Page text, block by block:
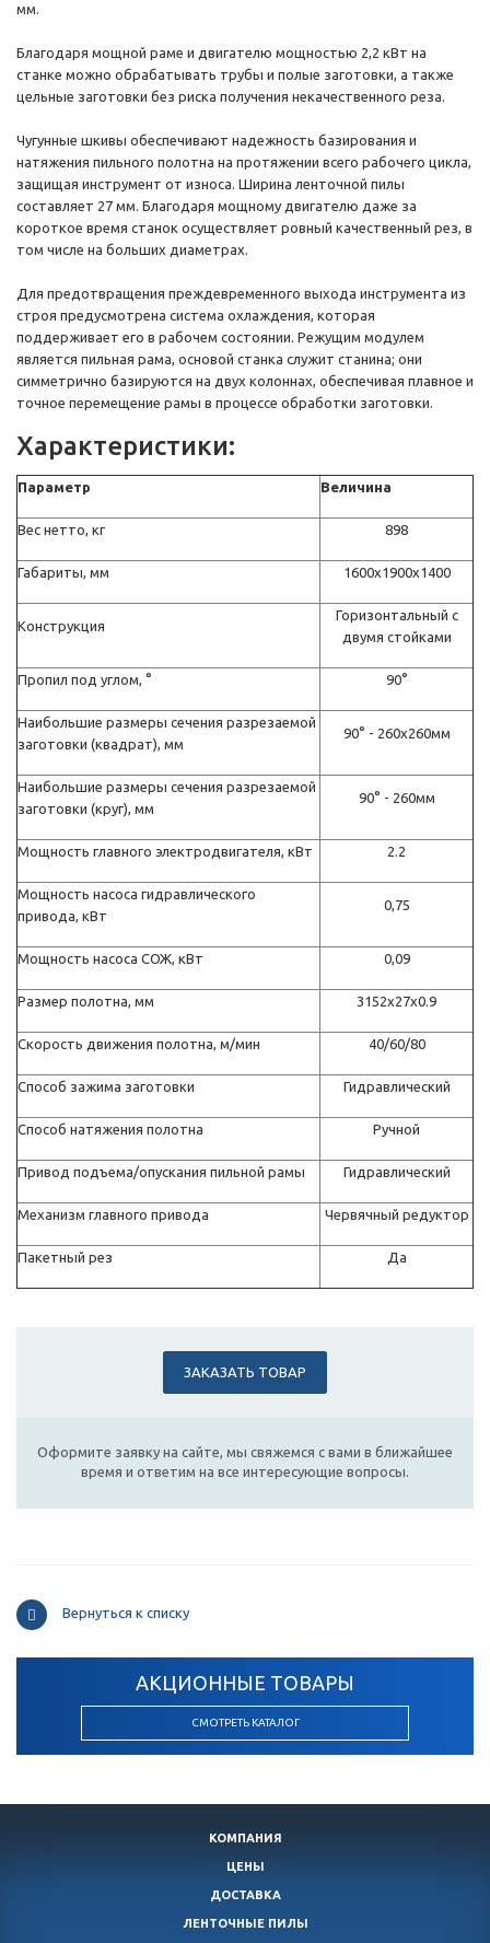
мм.
Благодаря мощной раме и двигателю мощностью 2,2 кВт на
станке можно обрабатывать трубы и полые заготовки, а также
цельные заготовки без риска получения некачественного реза.
Чугунные шкивы обеспечивают надежность базирования и
натяжения пильного полотна на протяжении всего рабочего цикла,
защищая инструмент от износа. Ширина ленточной пилы
составляет 27 мм. Благодаря мощному двигателю даже за
короткое время станок осуществляет ровный качественный рез, в
том числе на больших диаметрах.
Для предотвращения преждевременного выхода инструмента из
строя предусмотрена система охлаждения, которая
поддерживает его в рабочем состоянии. Режущим модулем
является пильная рама, основой станка служит станина; они
симметрично базируются на двух колоннах, обеспечивая плавное и
точное перемещение рамы в процессе обработки заготовки.
Характеристики:
Параметр Величина
Вес нетто, кг 898
Габариты, мм 1600х1900х1400
Конструкция
Горизонтальный с
двумя стойками
Пропил под углом, ° 90°
Наибольшие размеры сечения разрезаемой
заготовки (квадрат), мм
90° - 260х260мм
Наибольшие размеры сечения разрезаемой
заготовки (круг), мм
90° - 260мм
Мощность главного электродвигателя, кВт 2.2
Мощность насоса гидравлического
привода, кВт
0,75
Мощность насоса СОЖ, кВт 0,09
Размер полотна, мм 3152х27х0.9
Скорость движения полотна, м/мин 40/60/80
Способ зажима заготовки Гидравлический
Способ натяжения полотна Ручной
Привод подъема/опускания пильной рамы Гидравлический
Механизм главного привода Червячный редуктор
Пакетный рез Да
ЗАКАЗАТЬ ТОВАР
Оформите заявку на сайте, мы свяжемся с вами в ближайшее
время и ответим на все интересующие вопросы.
Вернуться к списку
АКЦИОННЫЕ ТОВАРЫ
СМОТРЕТЬ КАТАЛОГ
КОМПАНИЯ
ЦЕНЫ
ДОСТАВКА
ЛЕНТОЧНЫЕ ПИЛЫ